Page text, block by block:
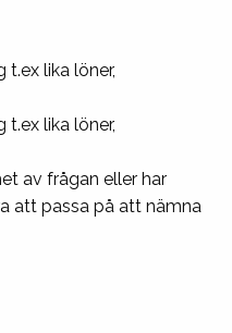
lika löner,
lika löner,
av frågan eller har
att passa på att nämna